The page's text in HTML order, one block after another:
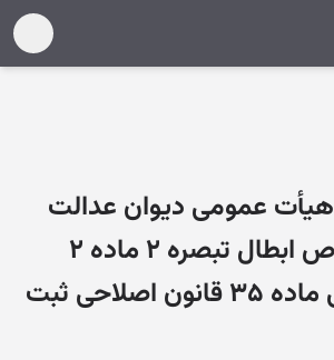
رأی شماره ۹۲ هیأت عمومی دیوان عدالت
اداری در خصوص ابطال تبصره ۲ ماده ۲
آییننامه اجرائی ماده ۳۵ قانون اصلاحی ثبت